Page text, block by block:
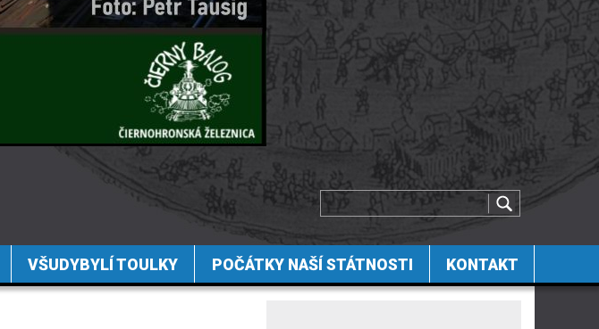
VŠUDYBYLÍ TOULKY POČÁTKY NAŠÍ STÁTNOSTI KONTAKT